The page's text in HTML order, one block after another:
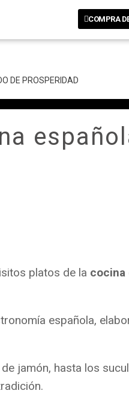
COMPRA
DE PROSPERIDAD
platos de la cocina
española,
jamón, hasta los